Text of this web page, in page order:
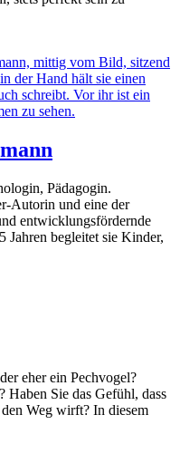
Pädagogin.
Autorin und eine der
entwicklungsfördernde
Jahren begleitet sie Kinder,
eher ein Pechvogel?
Sie das Gefühl, dass
Weg wirft? In diesem